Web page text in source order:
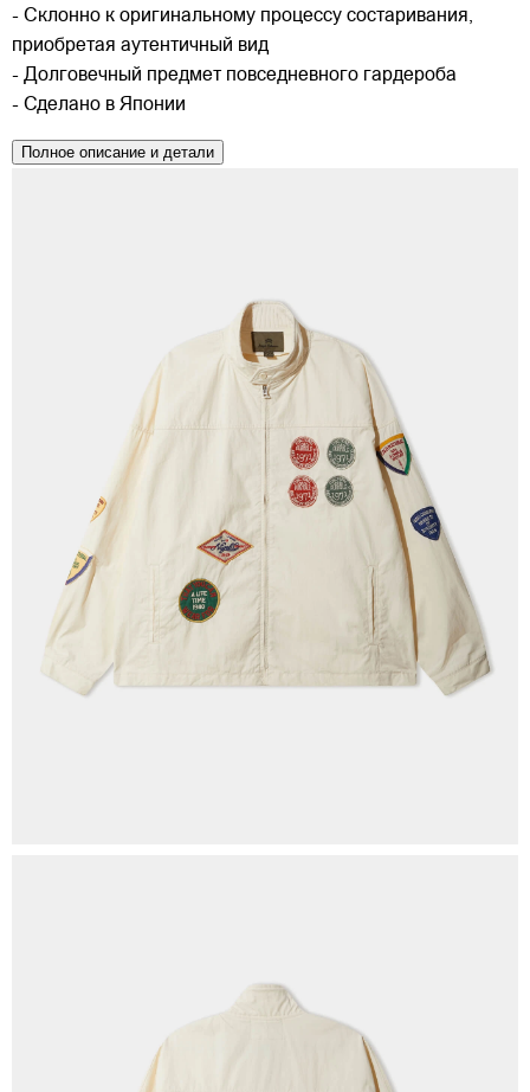
- Склонно к оригинальному процессу состаривания,
приобретая аутентичный вид
- Долговечный предмет повседневного гардероба
- Сделано в Японии
Полное описание и детали